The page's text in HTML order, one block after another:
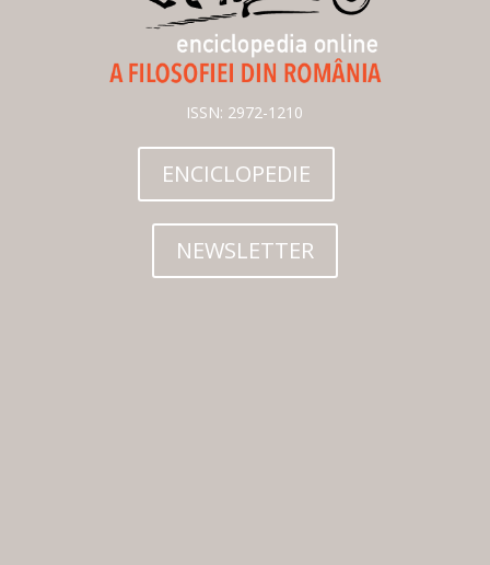
ISSN: 2972-1210
ENCICLOPEDIE
NEWSLETTER